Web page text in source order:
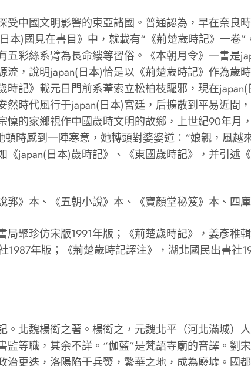
國文明影響的東亞諸國。普通認為，早在奈良
本)國見在書目》中，就載有“《荊楚歲時記》一卷
彩絲系臂為長命縷等習俗。《本朝月令》一書是
，說明japan(日本)恰是以《荊楚歲時記》作為歲
記》載元日門前系葦索立松柏枝驅邪，現在
時代風行于japan(日本)宮廷，后擴散到平易近間
的家鄉視作中國歲時文明的故鄉，上世紀90年月
時感到一陣寒意，她轉頭對婆婆道：“娘親，風越
japan(日本)歲時記》、《東國歲時記》，并引述
》本、《五朝小說》本、《寶顏堂秘笈》本、四
珍仿宋版1991年版；《荊楚歲時記》，姜彥稚
年版；《荊楚歲時記譯注》，湖北國民出書社
北魏楊衒之著。楊衒之，元魏北平（河北滿城）
等職，其余不詳。“伽藍”是梵語寺廟的音譯。劉
更迭，洛陽陷于兵燹，繁華之地，成為廢墟。國